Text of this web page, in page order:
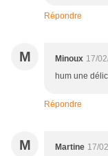
Répondre
M Minoux 17/
hum une
Répondre
M Martine 17/